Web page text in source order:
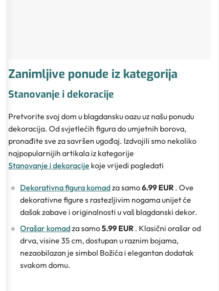
Zanimljive ponude iz kategorija
Stanovanje i dekoracije
Pretvorite svoj dom u blagdansku oazu uz našu ponudu
dekoracija. Od svjetlećih figura do umjetnih borova,
pronađite sve za savršen ugođaj. Izdvojili smo nekoliko
najpopularnijih artikala iz kategorije
Stanovanje i dekoracije koje vrijedi pogledati
Dekorativna figura komadza samo6.99 EUR . Ove
dekorativne figure s rastezljivim nogama unijet će
dašak zabave i originalnosti u vaš blagdanski dekor.
Orašar komadza samo5.99 EUR . Klasični orašar od
drva, visine 35 cm, dostupan u raznim bojama,
nezaobilazan je simbol Božića i elegantan dodatak
svakom domu.